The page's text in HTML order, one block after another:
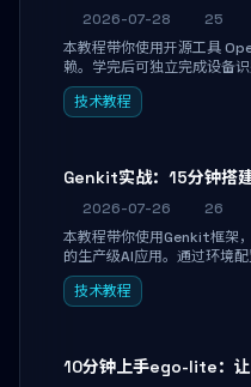
2026-07-28
25
本教程带你使用开源工具
赖。学完后可独立完成设备
SmartShift调节，实现完全
能。
技术教程
Genkit实战：15分钟搭
2026-07-26
26
本教程带你使用Genkit框架
的生产级AI应用。通过环境
南，学完即可掌握多模型切
独立开发高效AI智能体。
技术教程
10分钟上手ego-lite：